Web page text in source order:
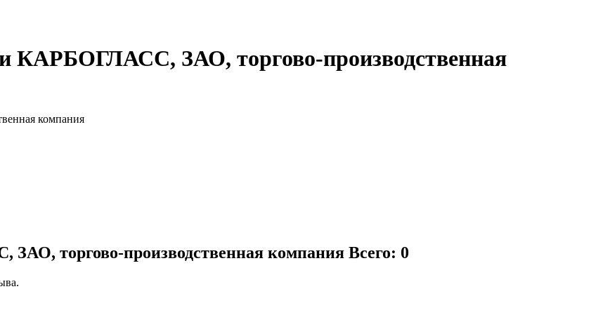
КАРБОГЛАСС, ЗАО, торгово-производственная
компания
торгово-производственная компания Всего: 0